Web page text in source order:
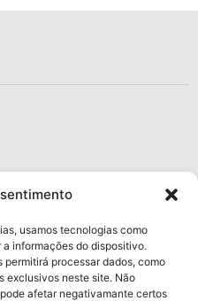
usamos tecnologias como
informações do dispositivo.
processar dados, como
exclusivos neste site. Não
afetar negativamante certos
Pesquisa
Inovação
Bolsas